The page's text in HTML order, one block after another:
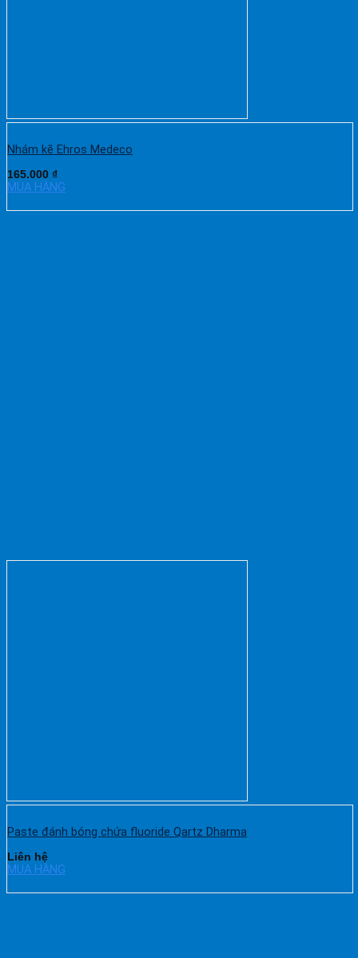
Nhám kẽ Ehros Medeco
165.000 ₫
MUA HÀNG
Paste đánh bóng chứa fluoride Qartz Dharma
Liên hệ
MUA HÀNG